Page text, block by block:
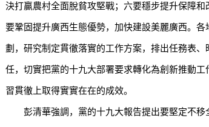
決打贏農村全面脫貧攻堅戰；六要穩步提升保障
要鞏固提升廣西生態優勢，加快建設美麗廣西。
劃，研究制定貫徹落實的工作方案，排出任務表
任，切實把黨的十九大部署要求轉化為創新推動
習貫徹上取得實實在在的成效。
彭清華強調，黨的十九大報告提出要堅定不移